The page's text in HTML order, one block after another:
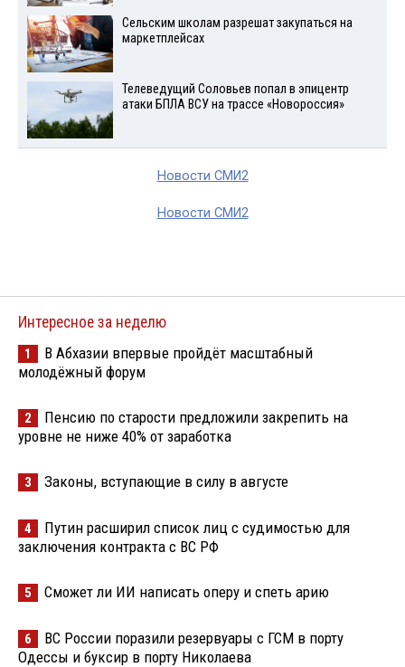
Сельским школам разрешат закупаться на
маркетплейсах
Телеведущий Соловьев попал в эпицентр
атаки БПЛА ВСУ на трассе «Новороссия»
Новости СМИ2
Новости СМИ2
Интересное за неделю
1
В Абхазии впервые пройдёт масштабный
молодёжный форум
2
Пенсию по старости предложили закрепить на
уровне не ниже 40% от заработка
3 Законы, вступающие в силу в августе
4
Путин расширил список лиц с судимостью для
заключения контракта с ВС РФ
5 Сможет ли ИИ написать оперу и спеть арию
6
ВС России поразили резервуары с ГСМ в порту
Одессы и буксир в порту Николаева